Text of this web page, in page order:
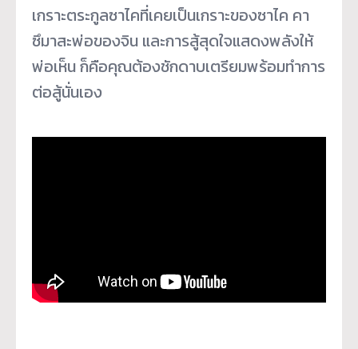
เกราะตระกูลซาไคที่เคยเป็นเกราะของซาไค คา
ซึมาสะพ่อของจิน และการสู้สุดใจแสดงพลังให้
พ่อเห็น ก็คือคุณต้องชักดาบเตรียมพร้อมทำการ
ต่อสู้นั่นเอง